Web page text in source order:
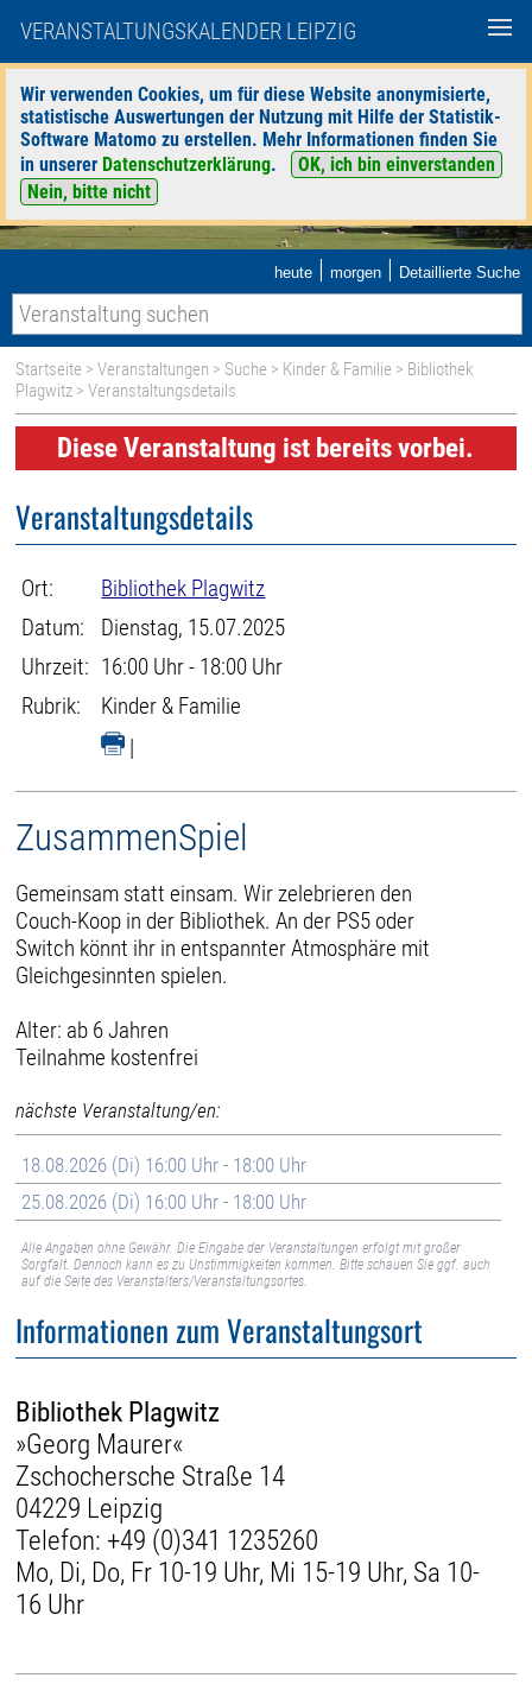
VERANSTALTUNGSKALENDER LEIPZIG
Wir verwenden Cookies, um für diese Website anonymisierte,
statistische Auswertungen der Nutzung mit Hilfe der Statistik-
Software Matomo zu erstellen. Mehr Informationen finden Sie
in unserer Datenschutzerklärung.
OK, ich bin einverstanden
Nein, bitte nicht
heute | morgen | Detaillierte Suche
Startseite >Veranstaltungen > Suche > Kinder & Familie > Bibliothek
Plagwitz > Veranstaltungsdetails
Diese Veranstaltung ist bereits vorbei.
Veranstaltungsdetails
Ort:
Bibliothek Plagwitz
Datum:
Dienstag, 15.07.2025
Uhrzeit: 16:00 Uhr - 18:00 Uhr
Rubrik:
Kinder & Familie
|
ZusammenSpiel
Gemeinsam statt einsam. Wir zelebrieren den
Couch-Koop in der Bibliothek. An der PS5 oder
Switch könnt ihr in entspannter Atmosphäre mit
Gleichgesinnten spielen.
Alter: ab 6 Jahren
Teilnahme kostenfrei
nächste Veranstaltung/en:
18.08.2026 (Di) 16:00 Uhr - 18:00 Uhr
25.08.2026 (Di) 16:00 Uhr - 18:00 Uhr
Alle Angaben ohne Gewähr. Die Eingabe der Veranstaltungen erfolgt mit großer
Sorgfalt. Dennoch kann es zu Unstimmigkeiten kommen. Bitte schauen Sie ggf. auch
auf die Seite des Veranstalters/Veranstaltungsortes.
Informationen zum Veranstaltungsort
Bibliothek Plagwitz
»Georg Maurer«
Zschochersche Straße 14
04229 Leipzig
Telefon: +49 (0)341 1235260
Mo, Di, Do, Fr 10-19 Uhr, Mi 15-19 Uhr, Sa 10-
16 Uhr